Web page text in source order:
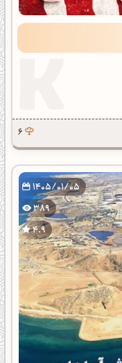
6
1405/01/05
389
4.9